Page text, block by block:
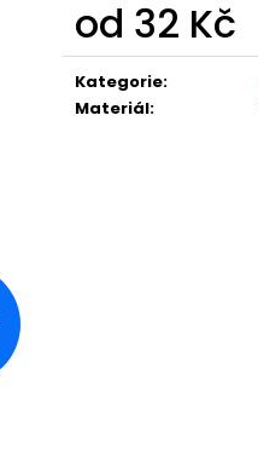
od 32 Kč
Měrná
cena:
Kategorie:
Materiál: